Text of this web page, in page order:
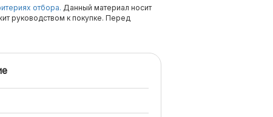
отбора. Данный материал носит
руководством к покупке. Перед